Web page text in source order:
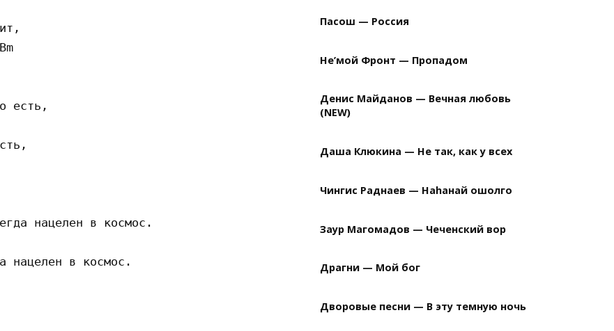
есть,
нацелен в космос.
нацелен в космос.
Пасош — Россия
Не’мой Фронт — Пропадом
Денис Майданов — Вечная любовь
(NEW)
Даша Клюкина — Не так, как у всех
Чингис Раднаев — Наhанай ошолго
Заур Магомадов — Чеченский вор
Драгни — Мой бог
Дворовые песни — В эту темную ночь